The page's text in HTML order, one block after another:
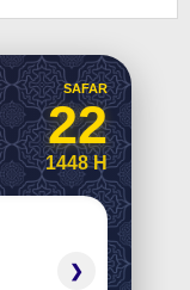
SAFAR
22
1448 H
❯